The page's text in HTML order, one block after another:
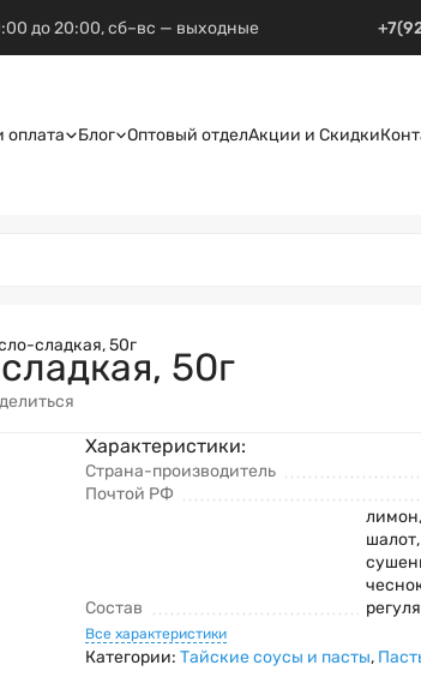
до 20:00, сб–вс — выходные
оплата Блог Оптовый отделАкции и Скидки
сладкая, 50г 50г
Характеристики:
Страна-производитель
Почтой РФ
Состав
Все характеристики
Категории: Тайские соусы и пасты,